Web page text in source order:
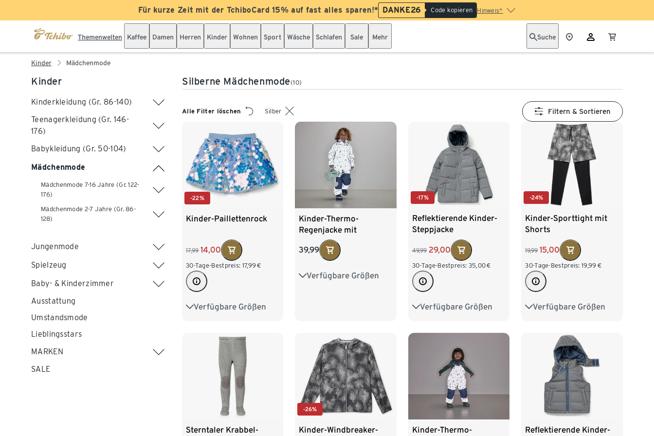
Für kurze Zeit mit der TchiboCard 15% auf fast alles sparen!* DANKE26 Code kopieren Hinweis*
Themenwelten Kaffee Damen Herren Kinder Wohnen Sport Wäsche Schlafen Sale Mehr Suche
Kinder Mädchenmode
Kinder
Kinderkleidung (Gr. 86-140)
Teenagerkleidung (Gr. 146-
176)
Babykleidung (Gr. 50-104)
Mädchenmode
Mädchenmode 7-16 Jahre (Gr. 122-
176)
Mädchenmode 2-7 Jahre (Gr. 86-
128)
Jungenmode
Spielzeug
Baby- & Kinderzimmer
Ausstattung
Umstandsmode
Lieblingsstars
MARKEN
SALE
Silberne Mädchenmode(10)
Alle Filter löschen Silber Filtern & Sortieren
-22%
Kinder-Paillettenrock
17,99 14,00
30-Tage-Bestpreis: 17,99€
Verfügbare Größen
98/104 110/116
Kinder-Thermo-
Regenjacke mit
reflektierenden
Elementen
39,99
Verfügbare Größen
74/80 86/92
-17%
Reflektierende Kinder-
Steppjacke
49,99 29,00
30-Tage-Bestpreis: 35,00€
Verfügbare Größen
122/128 134/140
-24%
Kinder-Sporttight mit
Shorts
19,99 15,00
30-Tage-Bestpreis: 19,99 €
Verfügbare Größen
122/128 134/140
Sterntaler Krabbel-
-26%
Kinder-Windbreaker-
Kinder-Thermo-
Reflektierende Kinder-